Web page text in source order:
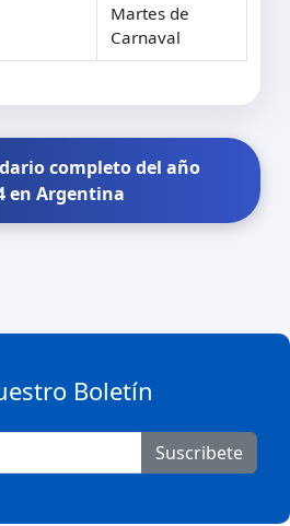
Martes de
Carnaval
completo del año
en Argentina
Boletín
Suscribete